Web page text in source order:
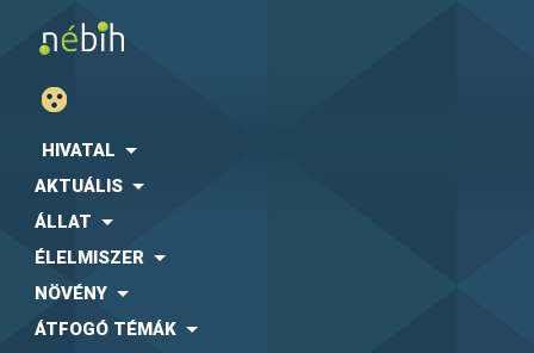
HIVATAL
AKTUÁLIS
ÁLLAT
ÉLELMISZER
NÖVÉNY
ÁTFOGÓ TÉMÁK